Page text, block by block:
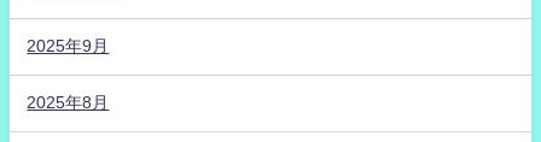
2025年9月
2025年8月